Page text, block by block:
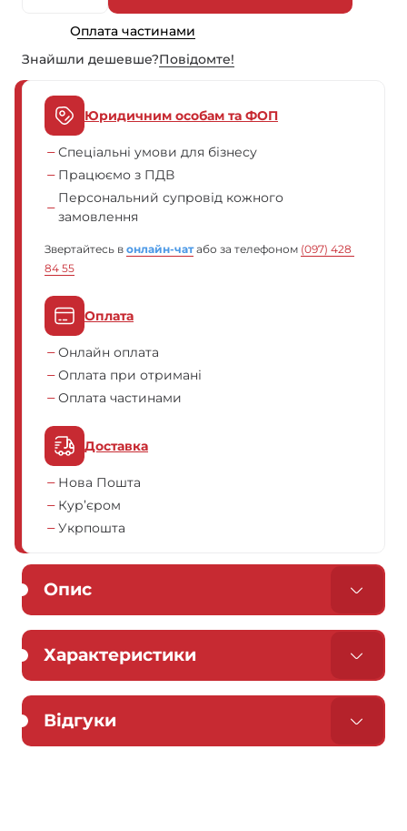
Оплата частинами
Знайшли дешевше?Повiдомте!
Юридичним особам та ФОП
Спеціальні умови для бізнесу
Працюємо з ПДВ
Персональний супровід кожного
замовлення
Звертайтесь в онлайн-чат або за телефоном (097) 428
84 55
Оплата
Онлайн оплата
Оплата при отримані
Оплата частинами
Доставка
Нова Пошта
Кур’єром
Укрпошта
Опис
Характеристики
Відгуки